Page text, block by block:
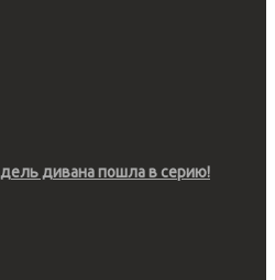
дивана пошла в серию!